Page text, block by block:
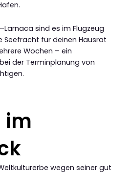
sind es im Flugzeug
Seefracht für deinen Hausrat
Wochen – ein
der Terminplanung von
im
wegen seiner gut